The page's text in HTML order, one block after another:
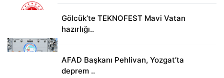
Gölcük’te TEKNOFEST Mavi Vatan
hazırlığı..
AFAD Başkanı Pehlivan, Yozgat’ta
deprem ..